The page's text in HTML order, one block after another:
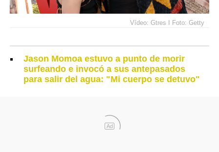
Vídeo: Gtres I Foto: Getty
Jason Momoa estuvo a punto de morir
surfeando e invocó a sus antepasados
para salir del agua: "Mi cuerpo se detuvo"
Ad